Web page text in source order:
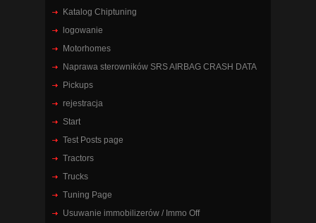
Katalog Chiptuning
logowanie
Motorhomes
Naprawa sterowników SRS AIRBAG CRASH DATA
Pickups
rejestracja
Start
Test Posts page
Tractors
Trucks
Tuning Page
Usuwanie immobilizerów / Immo Off